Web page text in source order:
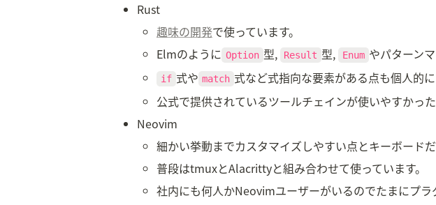
Rust
趣味の開発で使っています。
Elmのように Option 型, Result 型, Enum やパターン
if 式や match 式など式指向な要素がある点も個人的に
公式で提供されているツールチェインが使いやすかっ
Neovim
細かい挙動までカスタマイズしやすい点とキーボード
普段はtmuxとAlacrittyと組み合わせて使っています。
社内にも何人かNeovimユーザーがいるのでたまにプラ